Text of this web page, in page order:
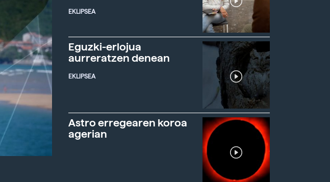
EKLIPSEA
Eguzki-erlojua
aurreratzen denean
EKLIPSEA
Astro erregearen koroa
agerian